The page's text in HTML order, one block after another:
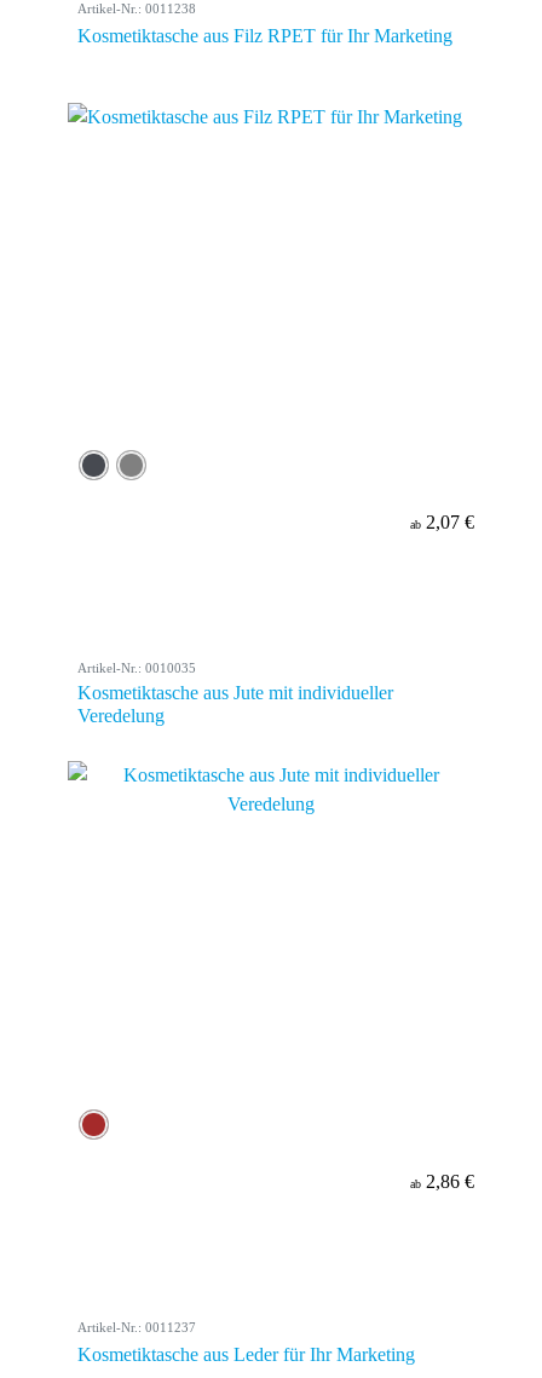
Artikel-Nr.: 0011238
Kosmetiktasche aus Filz RPET für Ihr Marketing
ab 2,07 €
Artikel-Nr.: 0010035
Kosmetiktasche aus Jute mit individueller
Veredelung
ab 2,86 €
Artikel-Nr.: 0011237
Kosmetiktasche aus Leder für Ihr Marketing